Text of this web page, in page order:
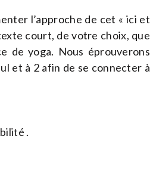
l’approche de cet « ici et
court, de votre choix, que
de yoga. Nous éprouverons
et à 2 afin de se connecter à
.